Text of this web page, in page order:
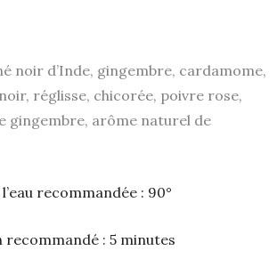
noir d’Inde, gingembre, cardamome,
réglisse, chicorée, poivre rose,
gingembre, arôme naturel de
recommandée : 90°
recommandé : 5 minutes